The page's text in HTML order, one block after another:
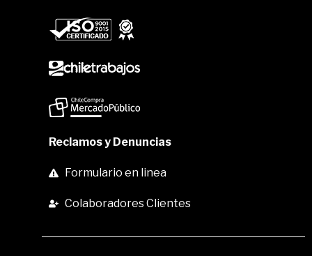
Reclamos y Denuncias
Formulario en linea
Colaboradores Clientes